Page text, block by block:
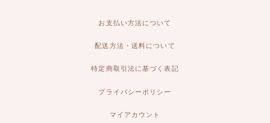
お支払い方法について
配送方法・送料について
特定商取引法に基づく表記
プライバシーポリシー
マイアカウント